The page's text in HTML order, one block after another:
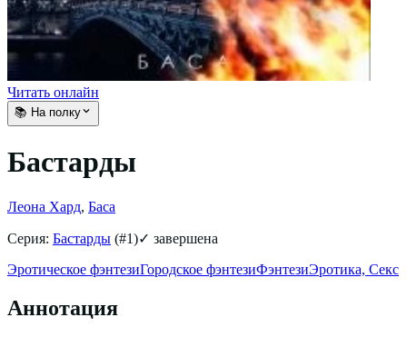
Читать онлайн
📚 На полку
Бастарды
Леона Хард, Баса
Серия: Бастарды (#1)✓ завершена
Эротическое фэнтезиГородское фэнтезиФэнтезиЭротика, Секс
Аннотация